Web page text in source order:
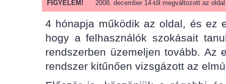
FIGYELEM! 2008. december 14-től megváltozott az oldal
4 hónapja működik az oldal, és ez
hogy a felhasználók szokásait
rendszerben üzemeljen tovább. Az
rendszer kitűnően vizsgázott az